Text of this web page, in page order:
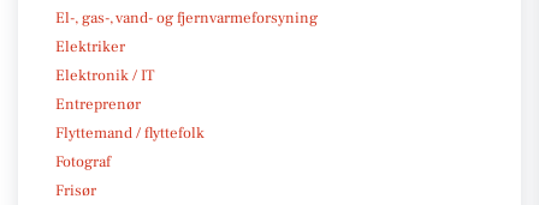
El-, gas-, vand- og fjernvarmeforsyning
Elektriker
Elektronik / IT
Entreprenør
Flyttemand / flyttefolk
Fotograf
Frisør